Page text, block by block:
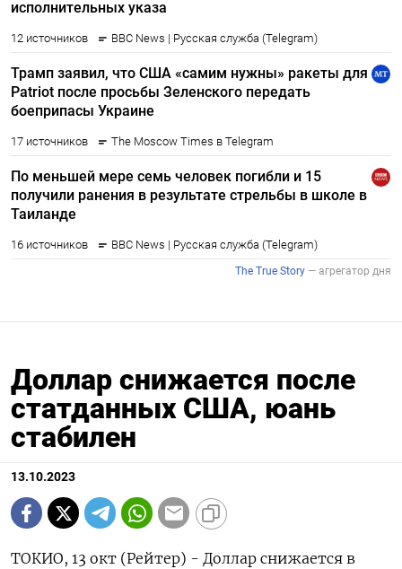
Доллар снижается после
статданных США, юань
стабилен
13.10.2023
ТОКИО, 13 окт (Рейтер) - Доллар снижается в